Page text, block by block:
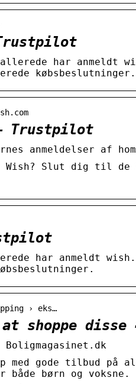
har anmeldt
købsbeslutninger.
– Trustpilot
anmeldelser af
Wish? Slut dig til
har anmeldt
› eks…
shoppe disse
med gode tilbud på
børn og voksne.